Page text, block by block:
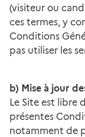
(visiteur ou
ces termes, y
Conditions
pas utiliser les
b) Mise à jour
Le Site est libre
présentes
notamment de